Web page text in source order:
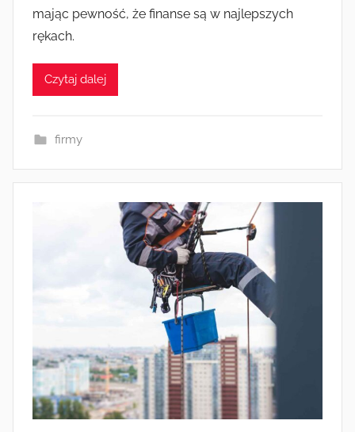
mając pewność, że finanse są w najlepszych
rękach.
Czytaj dalej
firmy